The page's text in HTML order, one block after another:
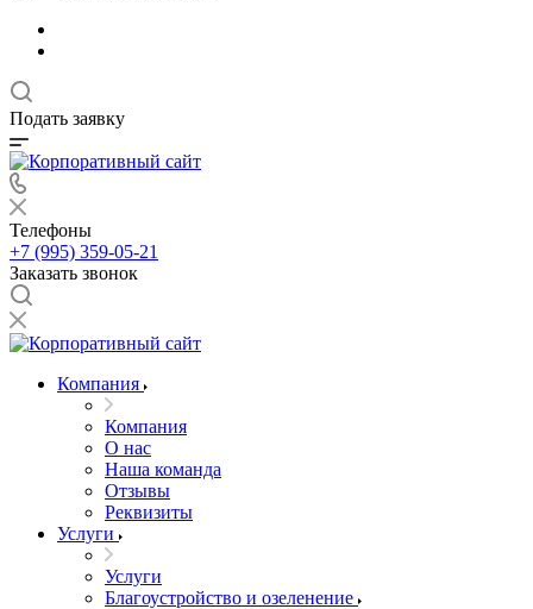
Подать заявку
Телефоны
+7 (995) 359-05-21
Заказать звонок
Компания
Компания
О нас
Наша команда
Отзывы
Реквизиты
Услуги
Услуги
Благоустройство и озеленение